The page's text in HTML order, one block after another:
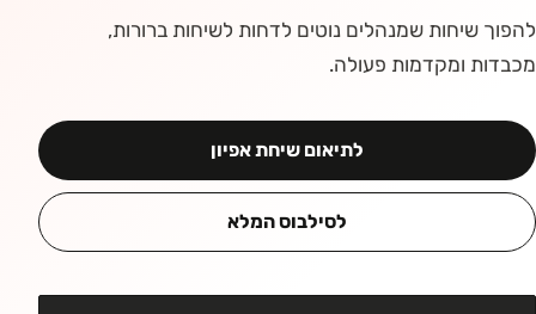
להפוך שיחות שמנהלים נוטים לדחות לשיחות ברורות,
מכבדות ומקדמות פעולה.
לתיאום שיחת אפיון
לסילבוס המלא